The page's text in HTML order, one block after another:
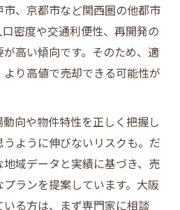
、京都市など関西圏の他都市
密度や交通利便性、再開発の
高い傾向です。そのため、適
り高値で売却できる可能性が
向や物件特性を正しく把握し
ように伸びないリスクも。だ
域データと実績に基づき、売
ランを提案しています。大阪